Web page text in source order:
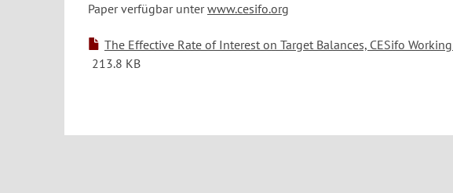
Paper verfügbar unterwww.cesifo.org
The Effective Rate of Interest on Target Balances, CESifo
213.8 KB